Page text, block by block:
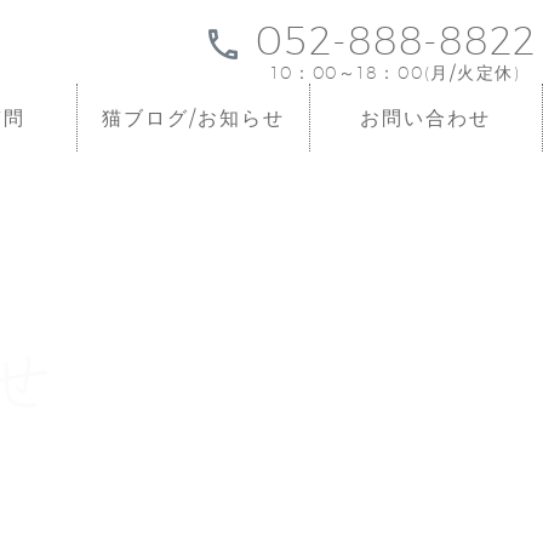
052-888-8822
10：00～18：00(月/火定休)
猫ブログ/お知らせ お問い合わせ